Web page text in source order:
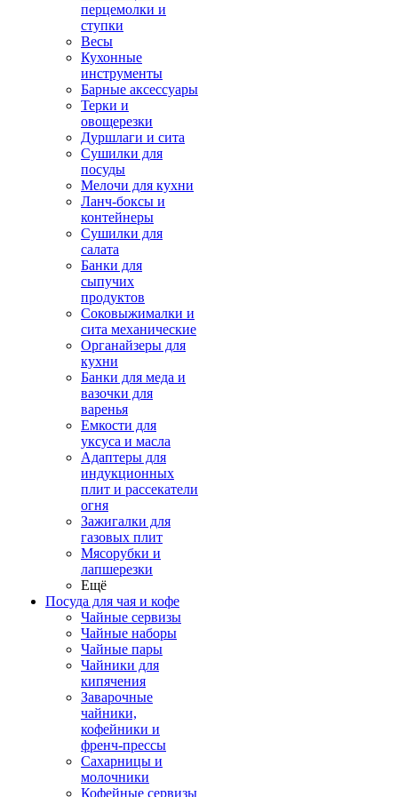
перцемолки и
ступки
Весы
Кухонные
инструменты
Барные аксессуары
Терки и
овощерезки
Дуршлаги и сита
Сушилки для
посуды
Мелочи для кухни
Ланч-боксы и
контейнеры
Сушилки для
салата
Банки для
сыпучих
продуктов
Соковыжималки и
сита механические
Органайзеры для
кухни
Банки для меда и
вазочки для
варенья
Емкости для
уксуса и масла
Адаптеры для
индукционных
плит и рассекатели
огня
Зажигалки для
газовых плит
Мясорубки и
лапшерезки
Ещё
Посуда для чая и кофе
Чайные сервизы
Чайные наборы
Чайные пары
Чайники для
кипячения
Заварочные
чайники,
кофейники и
френч-прессы
Сахарницы и
молочники
Кофейные сервизы